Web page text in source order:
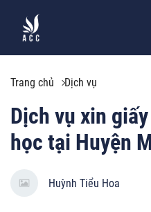
Trang chủ Dịch vụ
Dịch vụ xin
học tại Huyện
Huỳnh Tiểu Hoa